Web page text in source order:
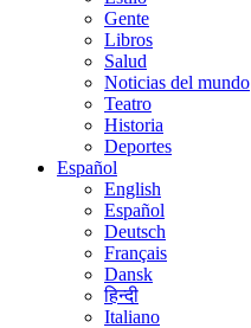
Gente
Libros
Salud
Noticias del mundo
Teatro
Historia
Deportes
Español
English
Español
Deutsch
Français
Dansk
हिन्दी
Italiano